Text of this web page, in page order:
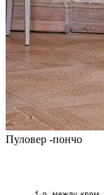
Пуловер -пончо